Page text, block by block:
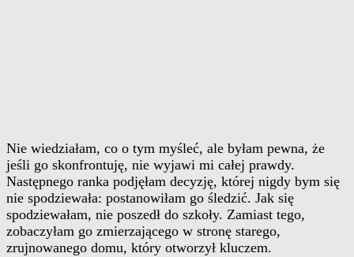
Nie wiedziałam, co o tym myśleć, ale byłam pewna, że
jeśli go skonfrontuję, nie wyjawi mi całej prawdy.
Następnego ranka podjęłam decyzję, której nigdy bym się
nie spodziewała: postanowiłam go śledzić. Jak się
spodziewałam, nie poszedł do szkoły. Zamiast tego,
zobaczyłam go zmierzającego w stronę starego,
zrujnowanego domu, który otworzył kluczem.